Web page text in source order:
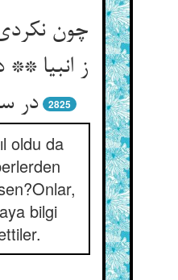
چون
ز انبیا **
در
2825
oldu da
bilgi